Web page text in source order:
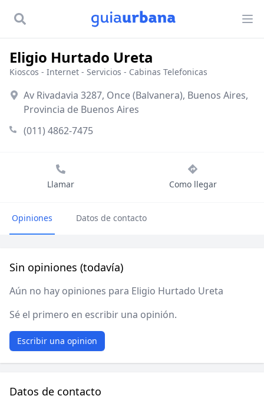
Eligio Hurtado Ureta
Kioscos - Internet - Servicios - Cabinas Telefonicas
Av Rivadavia 3287, Once (Balvanera), Buenos Aires,
Provincia de Buenos Aires
(011) 4862-7475
Llamar Como llegar
Opiniones Datos de contacto
Sin opiniones (todavía)
Aún no hay opiniones para Eligio Hurtado Ureta
Sé el primero en escribir una opinión.
Escribir una opinion
Datos de contacto